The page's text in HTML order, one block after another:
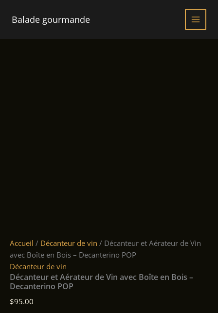
Balade gourmande
Accueil / Décanteur de vin / Décanteur et Aérateur de Vin
avec Boîte en Bois – Decanterino POP
Décanteur de vin
Décanteur et Aérateur de Vin avec Boîte en Bois –
Decanterino POP
$95.00